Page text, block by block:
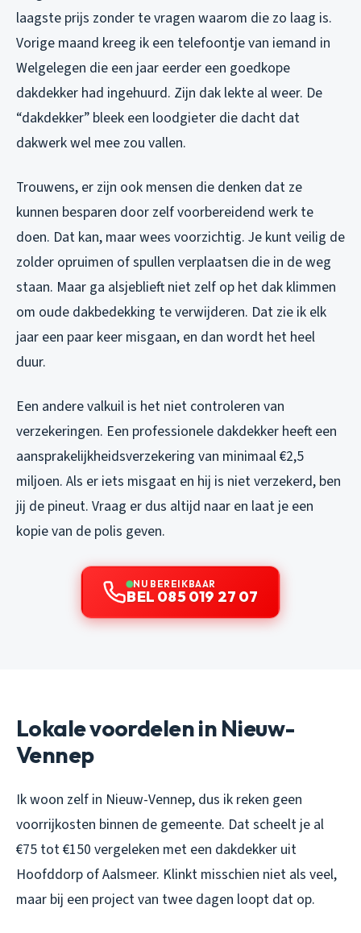
laagste prijs zonder te vragen waarom die zo laag is.
Vorige maand kreeg ik een telefoontje van iemand in
Welgelegen die een jaar eerder een goedkope
dakdekker had ingehuurd. Zijn dak lekte al weer. De
“dakdekker” bleek een loodgieter die dacht dat
dakwerk wel mee zou vallen.
Trouwens, er zijn ook mensen die denken dat ze
kunnen besparen door zelf voorbereidend werk te
doen. Dat kan, maar wees voorzichtig. Je kunt veilig de
zolder opruimen of spullen verplaatsen die in de weg
staan. Maar ga alsjeblieft niet zelf op het dak klimmen
om oude dakbedekking te verwijderen. Dat zie ik elk
jaar een paar keer misgaan, en dan wordt het heel
duur.
Een andere valkuil is het niet controleren van
verzekeringen. Een professionele dakdekker heeft een
aansprakelijkheidsverzekering van minimaal €2,5
miljoen. Als er iets misgaat en hij is niet verzekerd, ben
jij de pineut. Vraag er dus altijd naar en laat je een
kopie van de polis geven.
NU BEREIKBAAR
BEL 085 019 27 07
Lokale voordelen in Nieuw-
Vennep
Ik woon zelf in Nieuw-Vennep, dus ik reken geen
voorrijkosten binnen de gemeente. Dat scheelt je al
€75 tot €150 vergeleken met een dakdekker uit
Hoofddorp of Aalsmeer. Klinkt misschien niet als veel,
maar bij een project van twee dagen loopt dat op.